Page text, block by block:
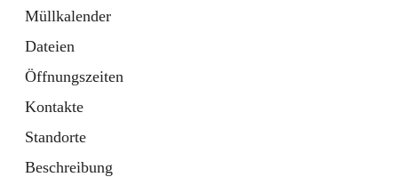
Müllkalender
Dateien
Öffnungszeiten
Kontakte
Standorte
Beschreibung